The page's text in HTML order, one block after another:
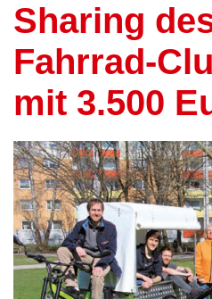
Sharing
Fahrrad-
mit 3.500